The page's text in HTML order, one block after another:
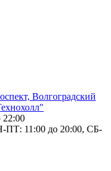
Волгоградский
22:00
ПТ: 11:00 до 20:00, СБ-